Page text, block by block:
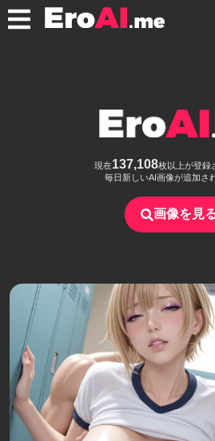
現在137,108枚以上が登録
毎日新しいAI画像が追加さ
画像を見